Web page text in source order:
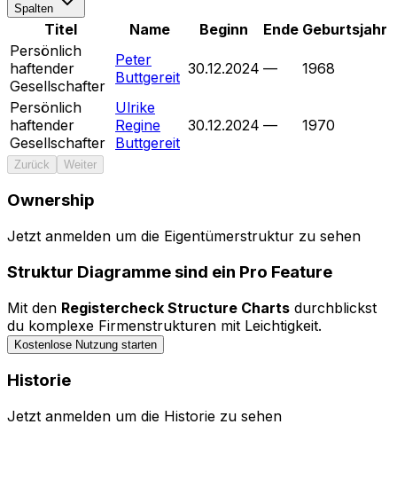
Spalten
Titel Name Beginn Ende Geburtsjahr
Persönlich
haftender
Gesellschafter
Peter
Buttgereit 30.12.2024 — 1968
Persönlich
haftender
Gesellschafter
Ulrike
Regine
Buttgereit
30.12.2024 — 1970
Zurück Weiter
Ownership
Jetzt anmelden um die Eigentümerstruktur zu sehen
Bedienelemente ausblenden
0 Entitäten durchsuchen...
Legende
Struktur Diagramme sind ein Pro Feature
Mit den Registercheck Structure Charts durchblickst
du komplexe Firmenstrukturen mit Leichtigkeit.
Kostenlose Nutzung starten
Historie
Jetzt anmelden um die Historie zu sehen